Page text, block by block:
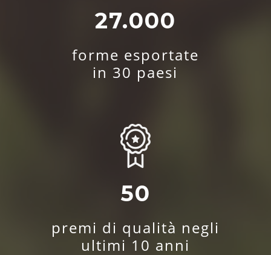
27.000
forme esportate
in 30 paesi
50
premi di qualità negli
ultimi 10 anni